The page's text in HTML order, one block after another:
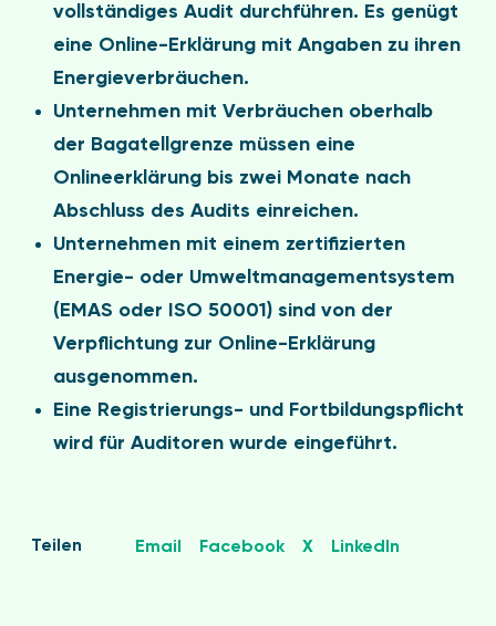
vollständiges Audit durchführen. Es genügt
eine Online-Erklärung mit Angaben zu ihren
Energieverbräuchen.
Unternehmen mit Verbräuchen oberhalb
der Bagatellgrenze müssen eine
Onlineerklärung bis zwei Monate nach
Abschluss des Audits einreichen.
Unternehmen mit einem zertifizierten
Energie- oder Umweltmanagementsystem
(EMAS oder ISO 50001) sind von der
Verpflichtung zur Online-Erklärung
ausgenommen.
Eine Registrierungs- und Fortbildungspflicht
wird für Auditoren wurde eingeführt.
Teilen Email Facebook X LinkedIn